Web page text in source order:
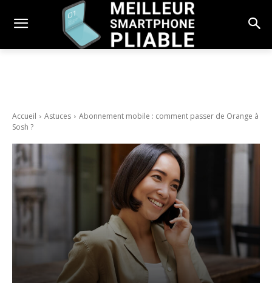
Accueil Astuces
Abonnement mobile : comment passer de Orange à
Sosh ?